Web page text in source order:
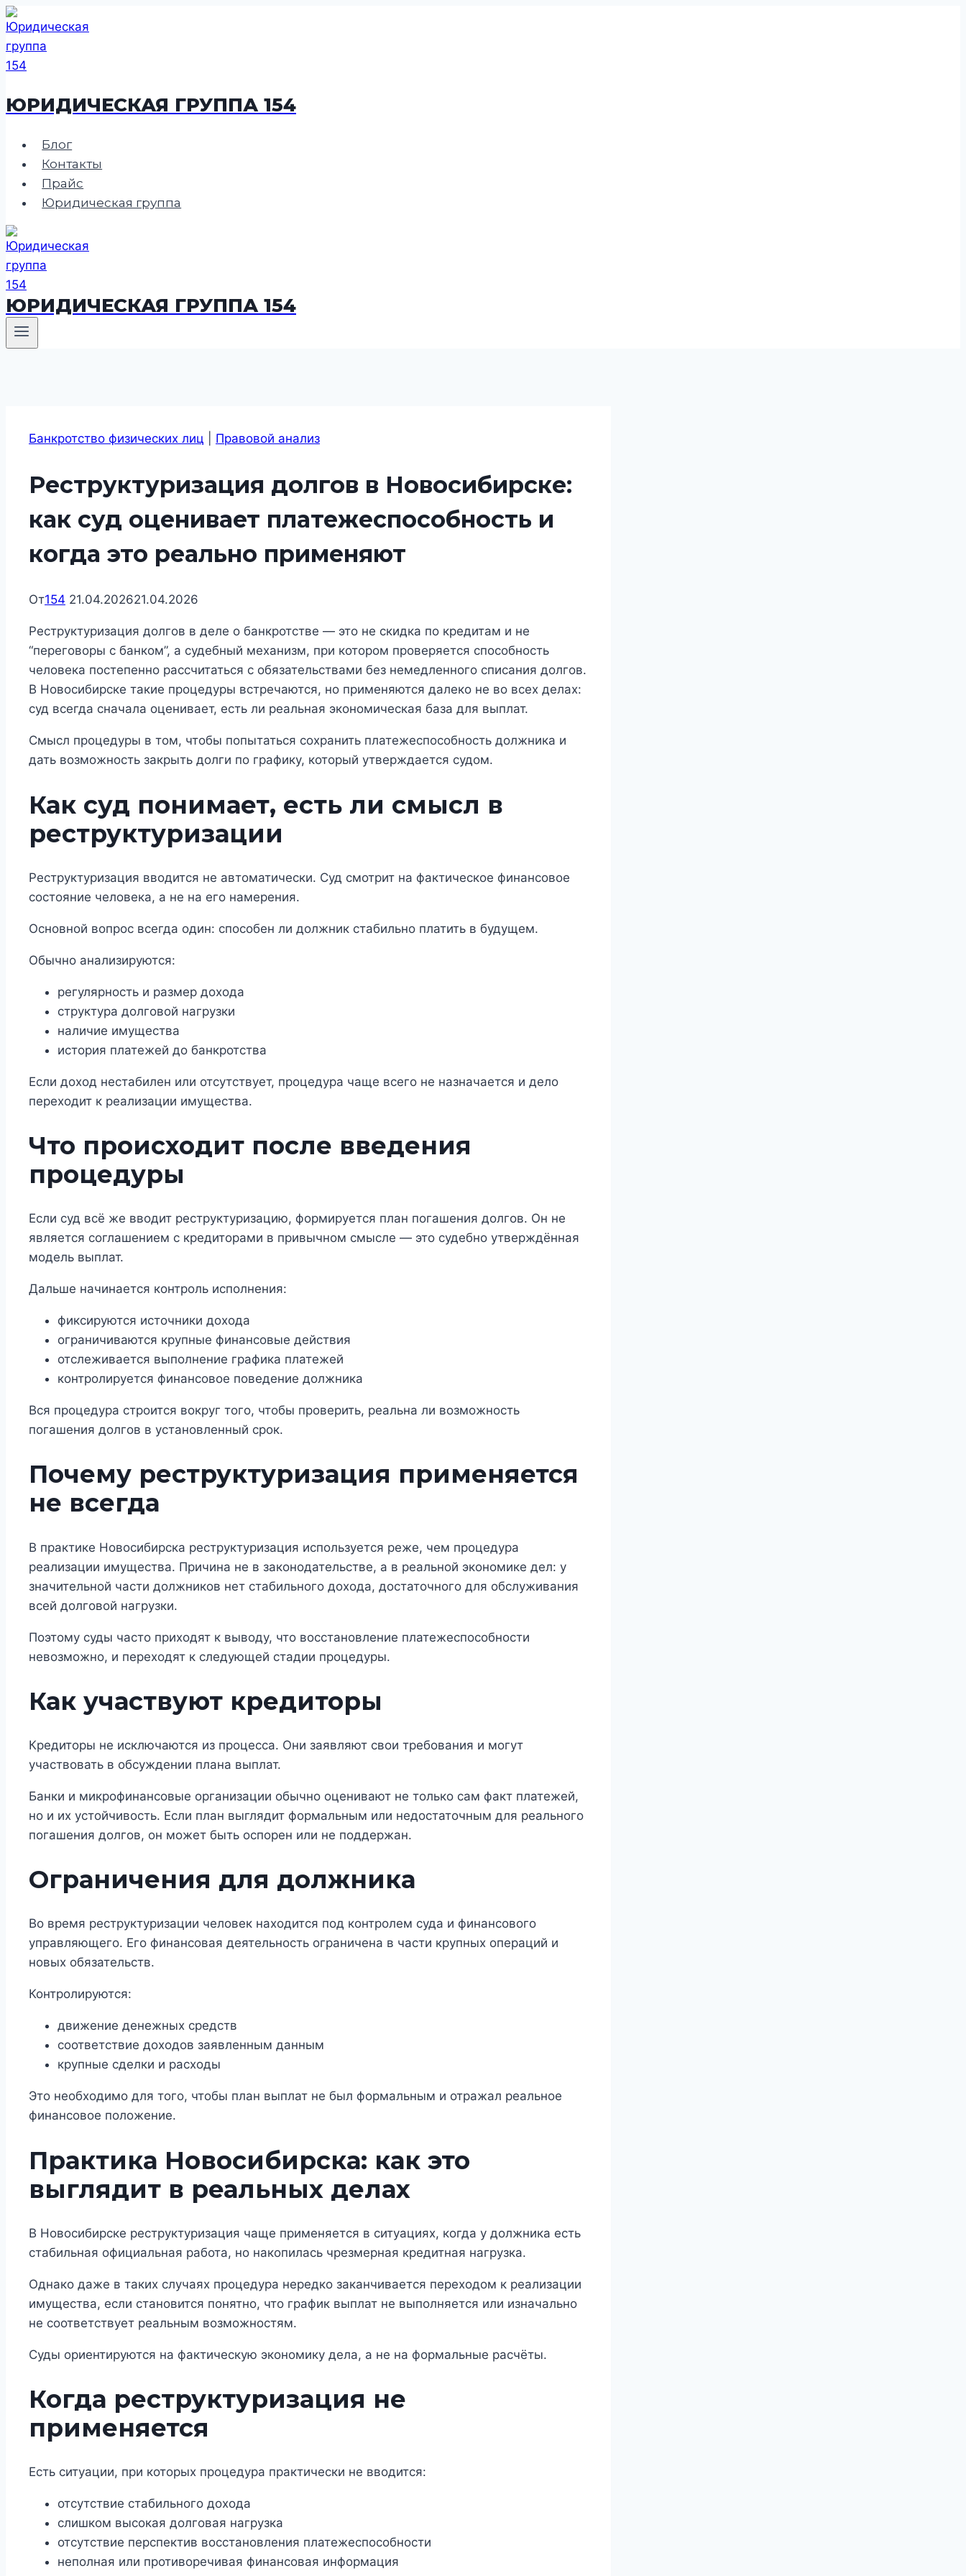
Перейти
к
содержимому
ЮРИДИЧЕСКАЯ ГРУППА 154
Блог
Контакты
Прайс
Юридическая группа
ЮРИДИЧЕСКАЯ ГРУППА 154
Банкротство физических лиц Правовой анализ
Реструктуризация долгов в Новосибирске:
как суд оценивает платежеспособность и
когда это реально применяют
От154 21.04.202621.04.2026
Реструктуризация долгов в деле о банкротстве — это не скидка по кредитам и не
“переговоры с банком”, а судебный механизм, при котором проверяется способность
человека постепенно рассчитаться с обязательствами без немедленного списания долгов.
В Новосибирске такие процедуры встречаются, но применяются далеко не во всех делах:
суд всегда сначала оценивает, есть ли реальная экономическая база для выплат.
Смысл процедуры в том, чтобы попытаться сохранить платежеспособность должника и
дать возможность закрыть долги по графику, который утверждается судом.
Как суд понимает, есть ли смысл в
реструктуризации
Реструктуризация вводится не автоматически. Суд смотрит на фактическое финансовое
состояние человека, а не на его намерения.
Основной вопрос всегда один: способен ли должник стабильно платить в будущем.
Обычно анализируются:
регулярность и размер дохода
структура долговой нагрузки
наличие имущества
история платежей до банкротства
Если доход нестабилен или отсутствует, процедура чаще всего не назначается и дело
переходит к реализации имущества.
Что происходит после введения
процедуры
Если суд всё же вводит реструктуризацию, формируется план погашения долгов. Он не
является соглашением с кредиторами в привычном смысле — это судебно утверждённая
модель выплат.
Дальше начинается контроль исполнения:
фиксируются источники дохода
ограничиваются крупные финансовые действия
отслеживается выполнение графика платежей
контролируется финансовое поведение должника
Вся процедура строится вокруг того, чтобы проверить, реальна ли возможность
погашения долгов в установленный срок.
Почему реструктуризация применяется
не всегда
В практике Новосибирска реструктуризация используется реже, чем процедура
реализации имущества. Причина не в законодательстве, а в реальной экономике дел: у
значительной части должников нет стабильного дохода, достаточного для обслуживания
всей долговой нагрузки.
Поэтому суды часто приходят к выводу, что восстановление платежеспособности
невозможно, и переходят к следующей стадии процедуры.
Как участвуют кредиторы
Кредиторы не исключаются из процесса. Они заявляют свои требования и могут
участвовать в обсуждении плана выплат.
Банки и микрофинансовые организации обычно оценивают не только сам факт платежей,
но и их устойчивость. Если план выглядит формальным или недостаточным для реального
погашения долгов, он может быть оспорен или не поддержан.
Ограничения для должника
Во время реструктуризации человек находится под контролем суда и финансового
управляющего. Его финансовая деятельность ограничена в части крупных операций и
новых обязательств.
Контролируются:
движение денежных средств
соответствие доходов заявленным данным
крупные сделки и расходы
Это необходимо для того, чтобы план выплат не был формальным и отражал реальное
финансовое положение.
Практика Новосибирска: как это
выглядит в реальных делах
В Новосибирске реструктуризация чаще применяется в ситуациях, когда у должника есть
стабильная официальная работа, но накопилась чрезмерная кредитная нагрузка.
Однако даже в таких случаях процедура нередко заканчивается переходом к реализации
имущества, если становится понятно, что график выплат не выполняется или изначально
не соответствует реальным возможностям.
Суды ориентируются на фактическую экономику дела, а не на формальные расчёты.
Когда реструктуризация не
применяется
Есть ситуации, при которых процедура практически не вводится:
отсутствие стабильного дохода
слишком высокая долговая нагрузка
отсутствие перспектив восстановления платежеспособности
неполная или противоречивая финансовая информация